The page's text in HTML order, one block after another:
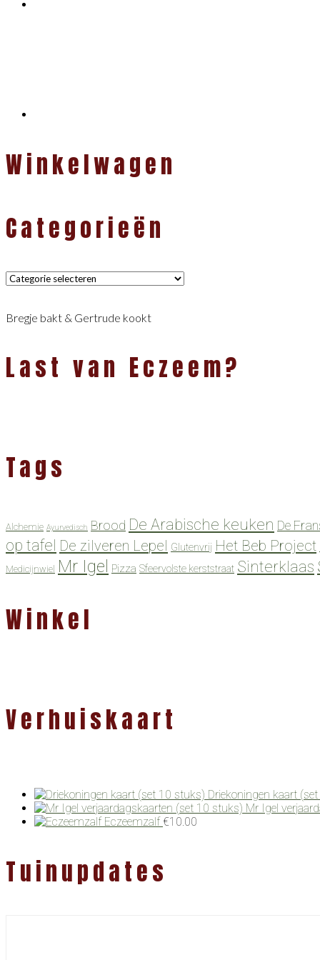
Winkelwagen
Categorieën
Categorieën
Bregje bakt & Gertrude kookt
Last van Eczeem?
Tags
Alchemie Ayurvedisch Brood De Arabische keuken De
op tafel De zilveren Lepel Glutenvrij Het Beb Project
Medicijnwiel Mr Igel Pizza Sfeervolste kerststraat Sinterklaas
Winkel
Verhuiskaart
Driekoningen kaart
Mr Igel
Eczeemzalf €10.00
Tuinupdates